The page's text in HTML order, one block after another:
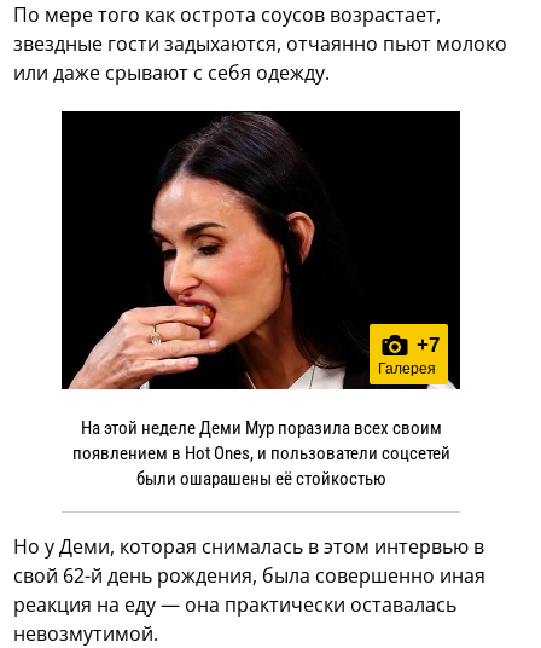
По мере того как острота соусов возрастает,
звездные гости задыхаются, отчаянно пьют молоко
или даже срывают с себя одежду.
+7
Галерея
На этой неделе Деми Мур поразила всех своим
появлением в Hot Ones, и пользователи соцсетей
были ошарашены её стойкостью
Но у Деми, которая снималась в этом интервью в
свой 62-й день рождения, была совершенно иная
реакция на еду — она практически оставалась
невозмутимой.